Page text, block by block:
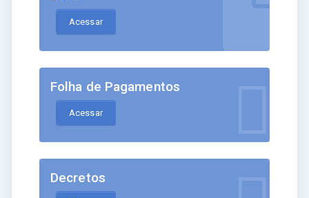
Acessar
Folha de Pagamentos
Acessar
Decretos